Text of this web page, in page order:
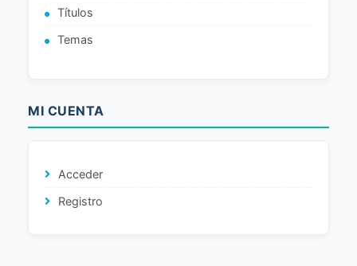
Títulos
Temas
MI CUENTA
Acceder
Registro